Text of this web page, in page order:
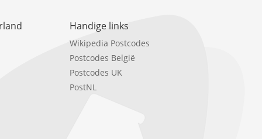
Handige links
Wikipedia Postcodes
Postcodes België
Postcodes UK
PostNL